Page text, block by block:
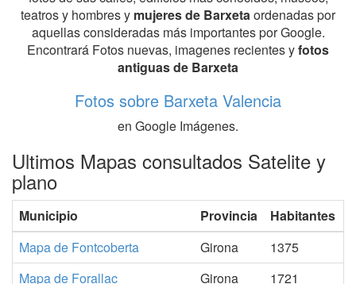
teatros y hombres y mujeres de Barxetaordenadas por
aquellas consideradas más importantes por Google.
Encontrará Fotos nuevas, imagenes recientes yfotos
antiguas de Barxeta
Fotos sobre Barxeta Valencia
en Google Imágenes.
Ultimos Mapas consultados Satelite y
plano
Municipio Provincia
Habitantes
Mapa de Fontcoberta
Girona
1375
Mapa de Forallac
Girona
1721